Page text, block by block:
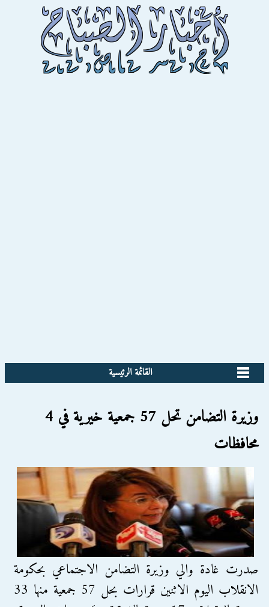
القائمة الرئيسية
وزيرة التضامن تحل 57 جمعية خيرية في 4
محافظات
صدرت غادة والي وزيرة التضامن الاجتماعي بحكومة
الانقلاب اليوم الاثنين قرارات بحل 57 جمعية منها 33